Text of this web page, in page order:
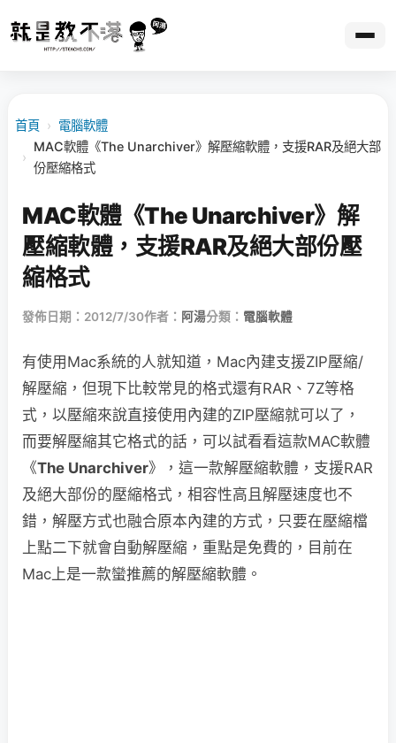
首頁 › 電腦軟體
›
MAC軟體《The Unarchiver》解壓縮軟體，支援RAR及絕大部
份壓縮格式
MAC軟體《The Unarchiver》解
壓縮軟體，支援RAR及絕大部份壓
縮格式
發佈日期：2012/7/30作者： 阿湯分類： 電腦軟體
有使用Mac系統的人就知道，Mac內建支援ZIP壓縮/
解壓縮，但現下比較常見的格式還有RAR、7Z等格
式，以壓縮來說直接使用內建的ZIP壓縮就可以了，
而要解壓縮其它格式的話，可以試看看這款MAC軟體
《The Unarchiver》，這一款解壓縮軟體，支援RAR
及絕大部份的壓縮格式，相容性高且解壓速度也不
錯，解壓方式也融合原本內建的方式，只要在壓縮檔
上點二下就會自動解壓縮，重點是免費的，目前在
Mac上是一款蠻推薦的解壓縮軟體。